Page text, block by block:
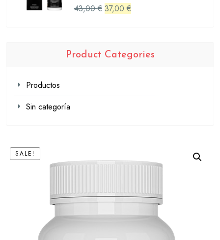
SALE!
43,00€ Original
43,00 €.
37,00 €Current
37,00 €.
Product Categories
Productos
Sin categoría